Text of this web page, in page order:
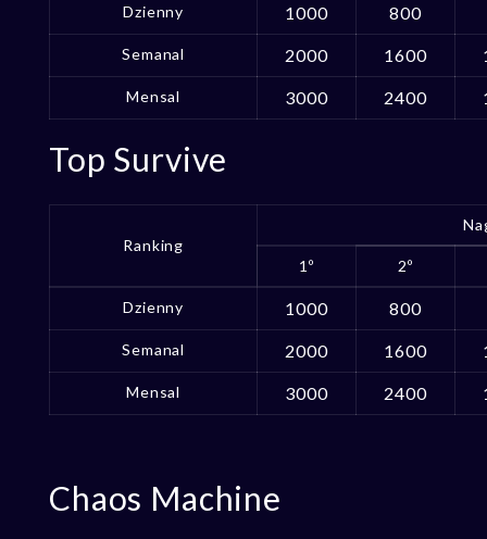
Dzienny 1000 800
Semanal 2000 1600
Mensal 3000 2400
Top Survive
Ranking
1º 2º
Dzienny 1000 800
Semanal 2000 1600
Mensal 3000 2400
Chaos Machine